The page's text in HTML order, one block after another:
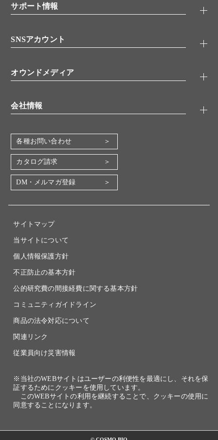
シグナル伝達
糖類／レクチン
分子生物
バイオメディカル(環境・食品)
機器・消耗品
代理店
サポート情報
アプリケーションノート
書類ダウンロード
SNSアカウント
YouTube
オウンドメディア
会社情報
会社概要
地図・アクセス（本社）
IR情報
電子公告
各種お問い合わせ
カタログ請求
DM・メルマガ登録
サイトマップ
当サイトについて
個人情報保護方針
不正防止の基本方針
公的研究費の間接経費に関する基本方針
コミュニティガイドライン
商品の法令対応について
関連リンク
従業員向け災害情報
※当社のWEBサイトはユーザーの利便性を最適にし、それを保
証するためにクッキーを使用しています。
このWEBサイトの利用を継続することで、クッキーの使用に
同意することになります。